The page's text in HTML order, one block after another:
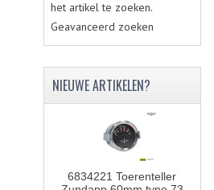
het artikel te zoeken.
Geavanceerd zoeken
NIEUWE ARTIKELEN?
6834221 Toerenteller